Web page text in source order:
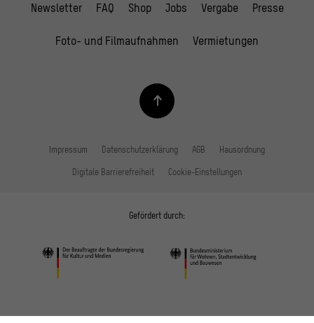
Newsletter FAQ Shop Jobs Vergabe Presse
Foto- und Filmaufnahmen Vermietungen
Impressum Datenschutzerklärung AGB Hausordnung
Digitale Barrierefreiheit Cookie-Einstellungen
Gefördert durch: